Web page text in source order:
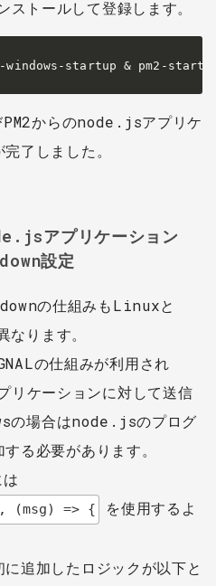
ールして登録します。
windows-startup & pm2-
PM2からのnode.jsアプリケ
了しました。
アプリケーション
設定
の仕組みもLinuxと
ります。
の仕組みが利用され
リケーションに対して送信
の場合はnode.jsのプログ
る必要があります。
(msg) => {
を使用するよ
追加したロジックが以下と